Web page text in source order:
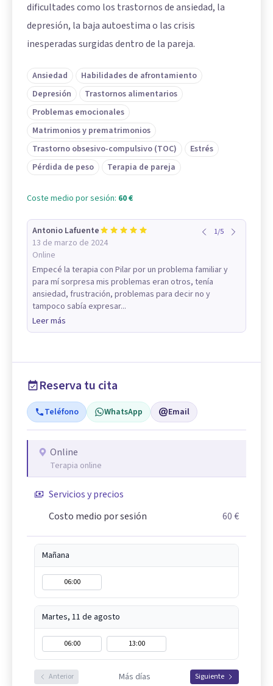
dificultades como los trastornos de ansiedad, la
depresión, la baja autoestima o las crisis
inesperadas surgidas dentro de la pareja.
Ansiedad
Habilidades de afrontamiento
Depresión
Trastornos alimentarios
Problemas emocionales
Matrimonios y prematrimonios
Trastorno obsesivo-compulsivo (TOC)
Estrés
Pérdida de peso
Terapia de pareja
Coste medio por sesión: 60 €
Antonio Lafuente
13 de marzo de 2024
Online
1/5
Empecé la terapia con Pilar por un problema familiar y
para mí sorpresa mis problemas eran otros, tenía
ansiedad, frustración, problemas para decir no y
tampoco sabía expresar...
Leer más
Reserva tu cita
Teléfono WhatsApp Email
Online
Terapia online
Servicios y precios
Costo medio por sesión
60 €
Mañana
06:00
Martes, 11 de agosto
06:00 13:00
Anterior Más días Siguiente